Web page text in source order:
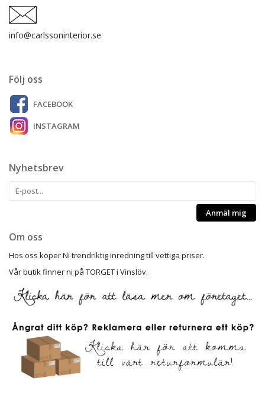
info@carlssoninterior.se
Följ oss
FACEBOOK
INSTAGRAM
Nyhetsbrev
Anmäl mig
Om oss
Hos oss köper Ni trendriktig inredning till vettiga priser.
Vår butik finner ni på TORGET i Vinslöv.